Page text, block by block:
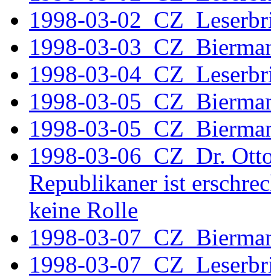
1998-03-
1998-03-
1998-03-
1998-03-
1998-03-
1998-03-06 CZ Dr.
Republikaner ist
keine Rolle
1998-03-
1998-03-